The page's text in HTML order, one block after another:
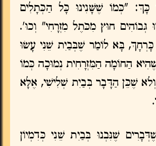
"כְּמוֹ שֶׁשָּׁנִינוּ כָּל הַכְּתָלִים
גְּבוֹהִים חוּץ מִכֹּתֶל מִזְרָחִי" וְכוּ'.
בָּא לוֹמַר שֶׁבְּבַיִת שֵׁנִי עָשׂוּ
הַחוֹמָה הַמִּזְרָחִית נְמוּכָה כְּמוֹ
שֶׁכֵּן הַדָּבָר בְּבַיִת שְׁלִישִׁי, אֶלָּא
שֶׁנִּבְנוּ בְּבַיִת שֵׁנִי כְּדִמְיוֹן